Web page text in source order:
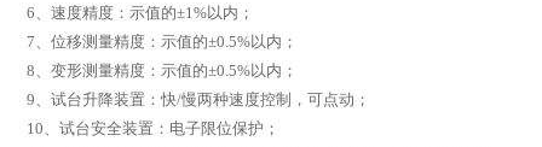
6、速度精度：示值的±1%以内；
7、位移测量精度：示值的±0.5%以内；
8、变形测量精度：示值的±0.5%以内；
9、试台升降装置：快/慢两种速度控制，可点动；
10、试台安全装置：电子限位保护；